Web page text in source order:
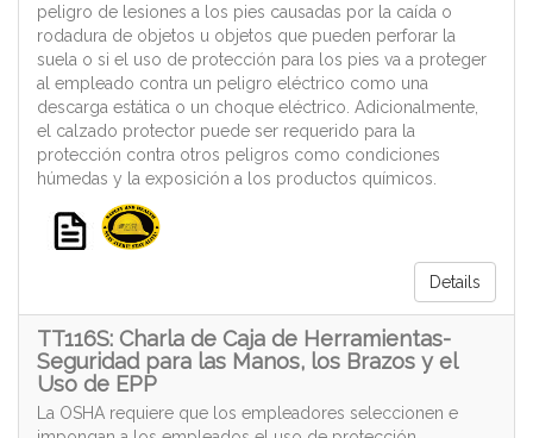
peligro de lesiones a los pies causadas por la caída o
rodadura de objetos u objetos que pueden perforar la
suela o si el uso de protección para los pies va a proteger
al empleado contra un peligro eléctrico como una
descarga estática o un choque eléctrico. Adicionalmente,
el calzado protector puede ser requerido para la
protección contra otros peligros como condiciones
húmedas y la exposición a los productos químicos.
Details
TT116S: Charla de Caja de Herramientas-
Seguridad para las Manos, los Brazos y el
Uso de EPP
La OSHA requiere que los empleadores seleccionen e